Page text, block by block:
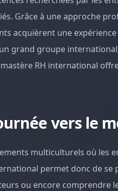
Grâce à une approche
acquièrent une
grand groupe
RH international
vers le
multiculturels où les
permet donc de se
ou encore comprendre